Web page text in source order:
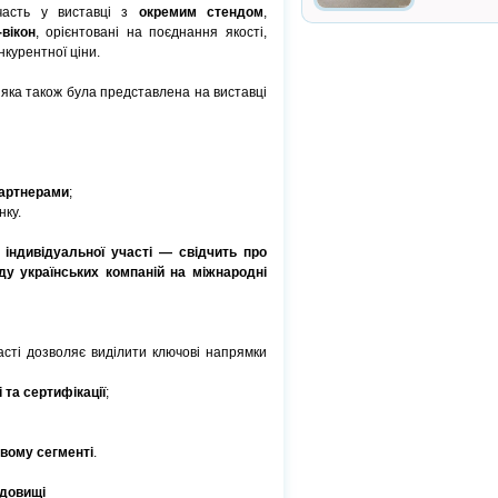
у виставці з окремим стендом,
, орієнтовані на поєднання якості,
ціни.
також була представлена на виставці
;
участі — свідчить про
українських компаній на міжнародні
дозволяє виділити ключові напрямки
сертифікації;
сегменті.